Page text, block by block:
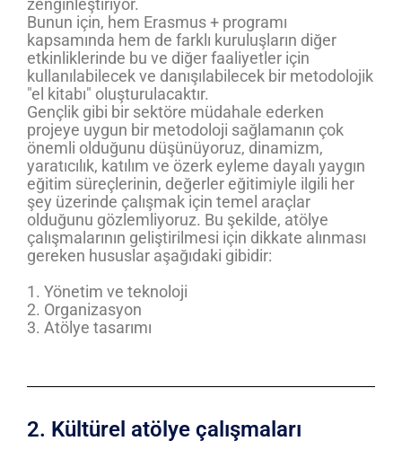
zenginleştiriyor.
Bunun için, hem Erasmus + programı
kapsamında hem de farklı kuruluşların diğer
etkinliklerinde bu ve diğer faaliyetler için
kullanılabilecek ve danışılabilecek bir metodolojik
"el kitabı" oluşturulacaktır.
Gençlik gibi bir sektöre müdahale ederken
projeye uygun bir metodoloji sağlamanın çok
önemli olduğunu düşünüyoruz, dinamizm,
yaratıcılık, katılım ve özerk eyleme dayalı yaygın
eğitim süreçlerinin, değerler eğitimiyle ilgili her
şey üzerinde çalışmak için temel araçlar
olduğunu gözlemliyoruz. Bu şekilde, atölye
çalışmalarının geliştirilmesi için dikkate alınması
gereken hususlar aşağıdaki gibidir:
1. Yönetim ve teknoloji
2. Organizasyon
3. Atölye tasarımı
2. Kültürel atölye çalışmaları